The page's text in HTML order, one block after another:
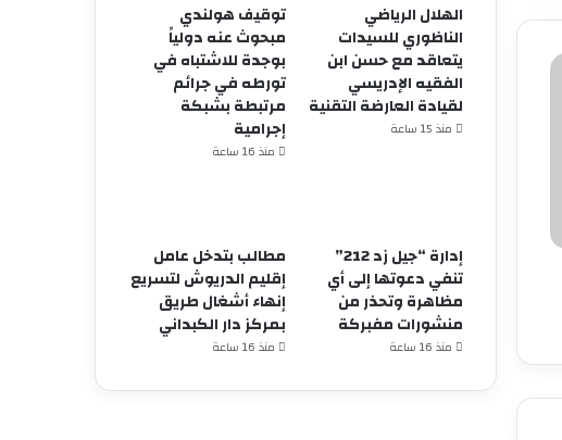
الهلال الرياضي
الناظوري للسيدات
يتعاقد مع حسن ابن
الفقيه الإدريسي
لقيادة العارضة التقنية
منذ 15 ساعة
توقيف هولندي
مبحوث عنه دولياً
بوجدة للاشتباه في
تورطه في جرائم
مرتبطة بشبكة
إجرامية
منذ 16 ساعة
إدارة “جيل زد 212”
تنفي دعوتها إلى أي
مظاهرة وتحذر من
منشورات مفبركة
منذ 16 ساعة
مطالب بتدخل عامل
إقليم الدريوش لتسريع
إنهاء أشغال طريق
بمركز دار الكبداني
منذ 16 ساعة